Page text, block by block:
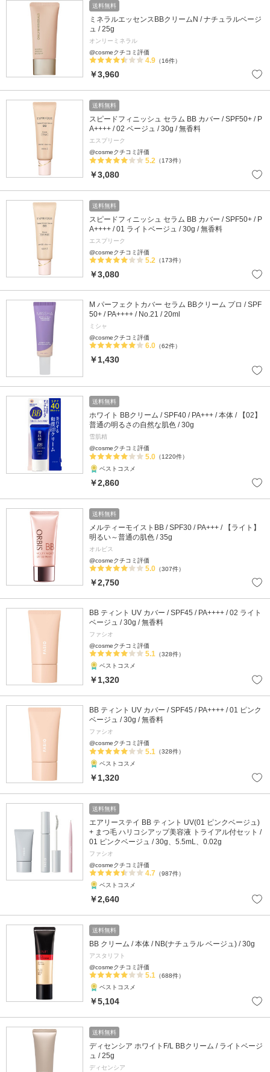
送料無料
ミネラルエッセンスBBクリームN / ナチュラルベージ
ュ / 25g
オンリーミネラル
@cosmeクチコミ評価
4.9 （16件）
￥3,960
送料無料
スピードフィニッシュ セラム BB カバー / SPF50+ / P
A++++ / 02 ベージュ / 30g / 無香料
エスプリーク
@cosmeクチコミ評価
5.2 （173件）
￥3,080
送料無料
スピードフィニッシュ セラム BB カバー / SPF50+ / P
A++++ / 01 ライトベージュ / 30g / 無香料
エスプリーク
@cosmeクチコミ評価
5.2 （173件）
￥3,080
M パーフェクトカバー セラム BBクリーム プロ / SPF
50+ / PA++++ / No.21 / 20ml
ミシャ
@cosmeクチコミ評価
6.0 （62件）
￥1,430
送料無料
ホワイト BBクリーム / SPF40 / PA+++ / 本体 / 【02】
普通の明るさの自然な肌色 / 30g
雪肌精
@cosmeクチコミ評価
5.0 （1220件）
ベストコスメ
￥2,860
送料無料
メルティーモイストBB / SPF30 / PA+++ / 【ライト】
明るい～普通の肌色 / 35g
オルビス
@cosmeクチコミ評価
5.0 （307件）
￥2,750
BB ティント UV カバー / SPF45 / PA++++ / 02 ライト
ベージュ / 30g / 無香料
ファシオ
@cosmeクチコミ評価
5.1 （328件）
ベストコスメ
￥1,320
BB ティント UV カバー / SPF45 / PA++++ / 01 ピンク
ベージュ / 30g / 無香料
ファシオ
@cosmeクチコミ評価
5.1
（328件）
ベストコスメ
￥1,320
送料無料
エアリーステイ BB ティント UV(01 ピンクベージュ)
+ まつ毛 ハリコシアップ美容液 トライアル付セット /
01 ピンクベージュ / 30g、5.5mL、0.02g
ファシオ
@cosmeクチコミ評価
4.7 （987件）
ベストコスメ
￥2,640
送料無料
BB クリーム / 本体 / NB(ナチュラル ベージュ) / 30g
アスタリフト
@cosmeクチコミ評価
5.1 （688件）
ベストコスメ
￥5,104
送料無料
ディセンシア ホワイトF/L BBクリーム / ライトベージ
ュ / 25g
ディセンシア